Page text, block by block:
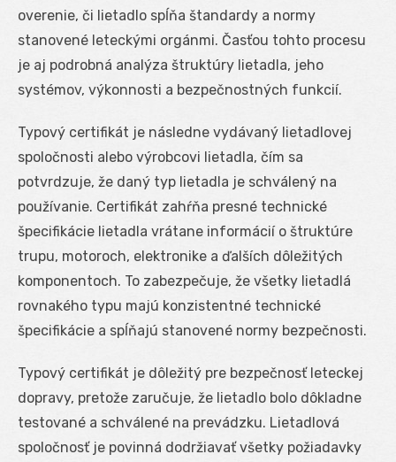
overenie, či lietadlo spĺňa štandardy a normy
stanovené leteckými orgánmi. Časťou tohto procesu
je aj podrobná analýza štruktúry lietadla, jeho
systémov, výkonnosti a bezpečnostných funkcií.
Typový certifikát je následne vydávaný lietadlovej
spoločnosti alebo výrobcovi lietadla, čím sa
potvrdzuje, že daný typ lietadla je schválený na
používanie. Certifikát zahŕňa presné technické
špecifikácie lietadla vrátane informácií o štruktúre
trupu, motoroch, elektronike a ďalších dôležitých
komponentoch. To zabezpečuje, že všetky lietadlá
rovnakého typu majú konzistentné technické
špecifikácie a spĺňajú stanovené normy bezpečnosti.
Typový certifikát je dôležitý pre bezpečnosť leteckej
dopravy, pretože zaručuje, že lietadlo bolo dôkladne
testované a schválené na prevádzku. Lietadlová
spoločnosť je povinná dodržiavať všetky požiadavky